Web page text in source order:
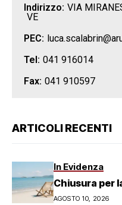
Indirizzo: VIA
VE
PEC:
Tel: 041 916014
Fax: 041 910597
ARTICOLI RECENTI
In Evidenza
Chiusura per
AGOSTO 10, 2026